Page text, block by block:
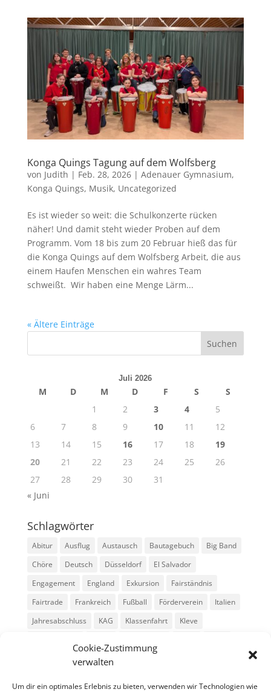
Cookie-Zustimmung
verwalten
Um dir ein optimales Erlebnis zu bieten, verwenden wir Technologien wie
Konga Quings Tagung auf dem Wolfsberg
von Judith | Feb. 28, 2026| Adenauer Gymnasium,
Konga Quings, Musik, Uncategorized
Es ist wieder so weit: die Schulkonzerte rücken
näher! Und damit steht wieder Proben auf dem
Programm. Vom 18 bis zum 20 Februar hieß das für
die Konga Quings auf dem Wolfsberg Arbeit, die aus
einem Haufen Menschen ein wahres Team
schweißt. Wir haben eine Menge Lärm...
« Ältere Einträge
Juli 2026
M D M D F S
S
1
2 3 4
5
6
7 8 9 10 11
12
13
14 15 16 17 18
19
20
21 22 23 24 25
26
27
28 29 30
31
« Juni
Schlagwörter
Abitur Ausflug Austausch Bautagebuch
Big Band
Chöre
Deutsch Düsseldorf
El Salvador
Engagement
England Exkursion
Fairständnis
Fairtrade
Frankreich Fußball Förderverein
Italien
Jahresabschluss
KAG Klassenfahrt
Kleve
Musik